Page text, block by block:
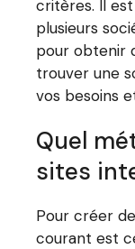
critères. Il
plusieurs
pour obtenir
trouver une
vos besoins
Quel
sites
Pour créer
courant est